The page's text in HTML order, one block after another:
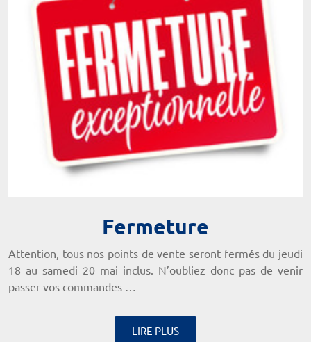
Fermeture
Attention, tous nos points de vente seront fermés du jeudi
18 au samedi 20 mai inclus. N’oubliez donc pas de venir
passer vos commandes …
LIRE PLUS